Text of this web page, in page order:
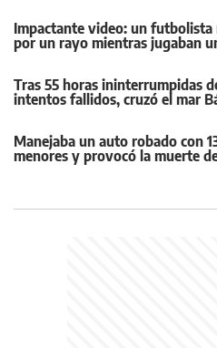
Impactante video: un futbolista
por un rayo mientras jugaban
Tras 55 horas ininterrumpidas
intentos fallidos, cruzó el mar
Manejaba un auto robado con
menores y provocó la muerte